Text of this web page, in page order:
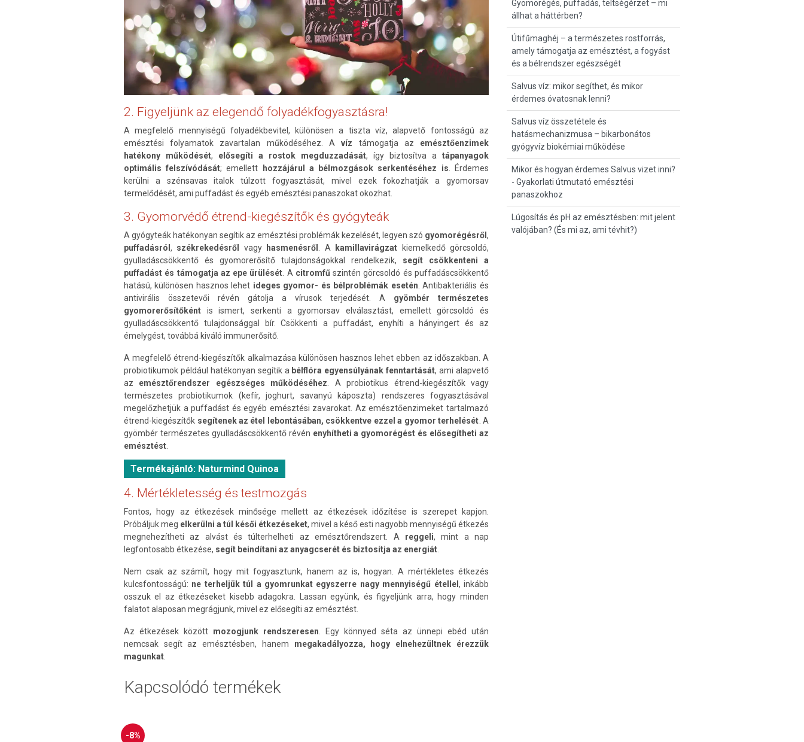
2. Figyeljünk az elegendő folyadékfogyasztásra!
A megfelelő mennyiségű folyadékbevitel, különösen a tiszta víz, alapvető fontosságú az
emésztési folyamatok zavartalan működéséhez. Avíz támogatja az emésztőenzimek
hatékony működését, elősegíti a rostok megduzzadását, így biztosítva a tápanyagok
optimális felszívódását; emellett hozzájárul a bélmozgások serkentéséhez is . Érdemes
kerülni a szénsavas italok túlzott fogyasztását, mivel ezek fokozhatják a gyomorsav
termelődését, ami puffadást és egyéb emésztési panaszokat okozhat.
3. Gyomorvédő étrend-kiegészítők és gyógyteák
A gyógyteák hatékonyan segítik az emésztési problémák kezelését, legyen szó gyomorégésről ,
puffadásról , székrekedésről vagy hasmenésről . A kamillavirágzat
kiemelkedő görcsoldó,
gyulladáscsökkentő és gyomorerősítő tulajdonságokkal rendelkezik, segít csökkenteni a
puffadást és támogatja az epe ürülését . A citromfűszintén görcsoldó és puffadáscsökkentő
hatású, különösen hasznos lehet ideges gyomor- és bélproblémák esetén . Antibakteriális és
antivirális összetevői révén gátolja a vírusok terjedését. A gyömbér természetes
gyomorerősítőként is ismert, serkenti a gyomorsav elválasztást, emellett görcsoldó és
gyulladáscsökkentő tulajdonsággal bír. Csökkenti a puffadást, enyhíti a hányingert és az
émelygést, továbbá kiváló immunerősítő.
A megfelelő étrend-kiegészítők alkalmazása különösen hasznos lehet ebben az időszakban. A
probiotikumok például hatékonyan segítik a bélflóra egyensúlyának fenntartását, ami alapvető
az emésztőrendszer egészséges működéséhez . A probiotikus étrend-kiegészítők vagy
természetes probiotikumok (kefír, joghurt, savanyú káposzta) rendszeres fogyasztásával
megelőzhetjük a puffadást és egyéb emésztési zavarokat. Az emésztőenzimeket tartalmazó
étrend-kiegészítők segítenek az étel lebontásában, csökkentve ezzel a gyomor terhelését . A
gyömbér természetes gyulladáscsökkentő révén enyhítheti a gyomorégést és elősegítheti az
emésztést
Termékajánló: Naturmind Quinoa
4. Mértékletesség és testmozgás
Fontos, hogy az étkezések minősége mellett az étkezések időzítése is szerepet kapjon.
Próbáljuk meg elkerülni a túl késői étkezéseket, mivel a késő esti nagyobb mennyiségű étkezés
megnehezítheti az alvást és túlterhelheti az emésztőrendszert. A reggeli, mint a nap
legfontosabb étkezése, segít beindítani az anyagcserét és biztosítja az energiát
Nem csak az számít, hogy mit fogyasztunk, hanem az is, hogyan. A mértékletes étkezés
kulcsfontosságú: ne terheljük túl a gyomrunkat egyszerre nagy mennyiségű étellel , inkább
osszuk el az étkezéseket kisebb adagokra. Lassan együnk, és figyeljünk arra, hogy minden
falatot alaposan megrágjunk, mivel ez elősegíti az emésztést.
Az étkezések között mozogjunk rendszeresen . Egy könnyed séta az ünnepi ebéd után
nemcsak segít az emésztésben, hanem megakadályozza, hogy elnehezültnek érezzük
magunkat
Kapcsolódó termékek
-8%
Gyomorégés, puffadás, teltségérzet – mi
állhat a háttérben?
Útifűmaghéj – a természetes rostforrás,
amely támogatja az emésztést, a fogyást
és a bélrendszer egészségét
Salvus víz: mikor segíthet, és mikor
érdemes óvatosnak lenni?
Salvus víz összetétele és
hatásmechanizmusa – bikarbonátos
gyógyvíz biokémiai működése
Mikor és hogyan érdemes Salvus vizet inni?
- Gyakorlati útmutató emésztési
panaszokhoz
Lúgosítás és pH az emésztésben: mit jelent
valójában? (És mi az, ami tévhit?)